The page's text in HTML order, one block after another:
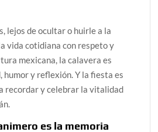
lejos de ocultar o huirle a la
vida cotidiana con respeto y
mexicana, la calavera es
humor y reflexión. Y la fiesta es
recordar y celebrar la vitalidad
es la memoria